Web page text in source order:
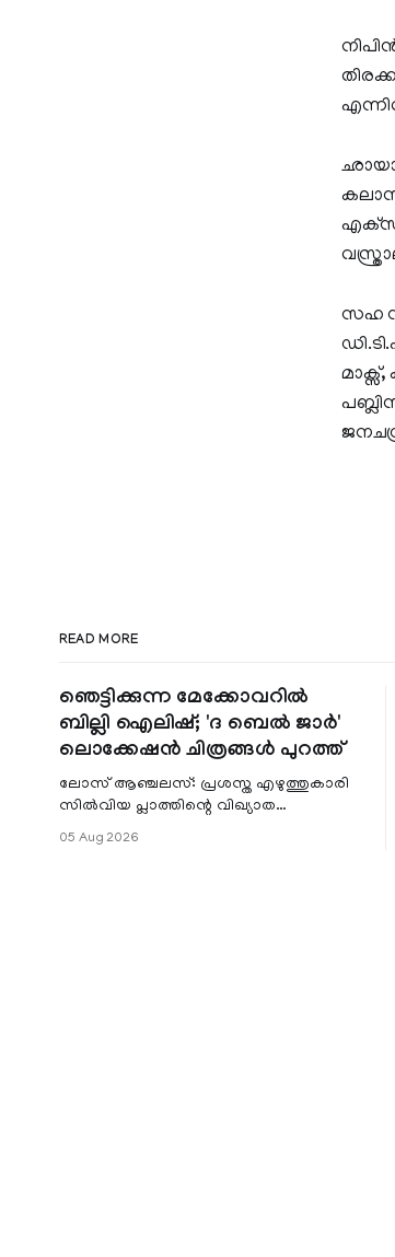
സഹ
READ MORE
ഞെട്ടിക്കുന്ന മേക്കോവറിൽ
ബില്ലി ഐലിഷ്; 'ദ ബെൽ ജാർ'
ലൊക്കേഷൻ ചിത്രങ്ങൾ പുറത്ത്
ലോസ് ആഞ്ചലസ്: പ്രശസ്ത എഴുത്തുകാരി
സിൽവിയ പ്ലാത്തിന്റെ വിഖ്യാത
ബെൽ ജാർ' എന്ന ചിത്രത്തി
05 Aug 2026